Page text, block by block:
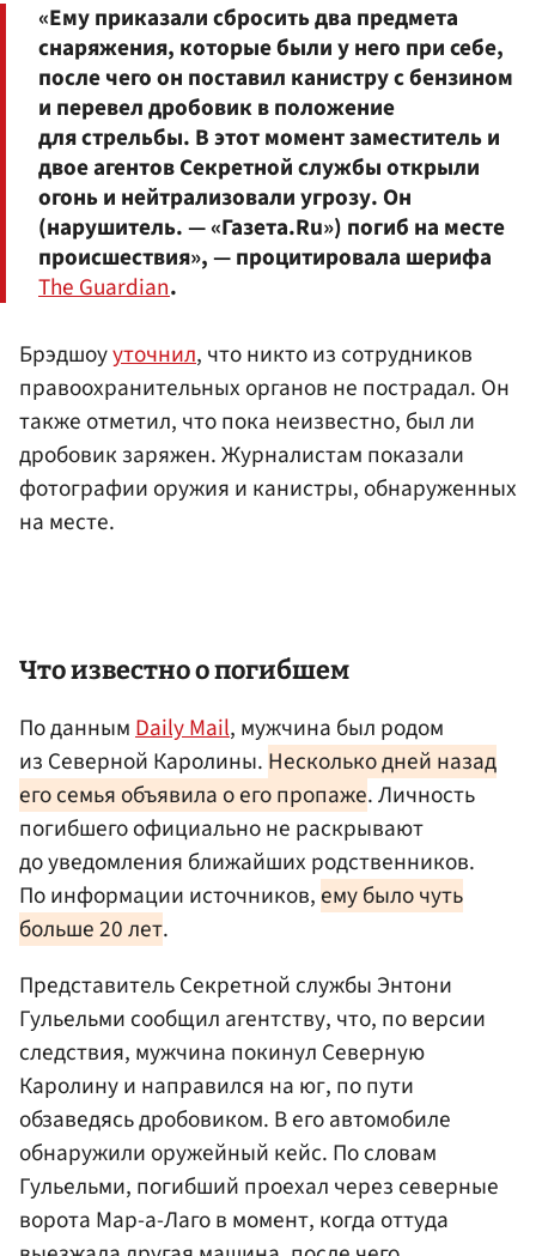
«Ему приказали сбросить два предмета
снаряжения, которые были у него при себе,
после чего он поставил канистру с бензином
и перевел дробовик в положение
для стрельбы. В этот момент заместитель и
двое агентов Секретной службы открыли
огонь и нейтрализовали угрозу. Он
(нарушитель. — «Газета.Ru») погиб на месте
происшествия», — процитировала шерифа
The Guardian.
Брэдшоууточнил, что никто из сотрудников
правоохранительных органов не пострадал. Он
также отметил, что пока неизвестно, был ли
дробовик заряжен. Журналистам показали
фотографии оружия и канистры, обнаруженных
на месте.
Что известно о погибшем
По даннымDaily Mail, мужчина был родом
из Северной Каролины. Несколько дней назад
его семья объявила о его пропаже. Личность
погибшего официально не раскрывают
до уведомления ближайших родственников.
По информации источников,ему было чуть
больше 20 лет.
Представитель Секретной службы Энтони
Гульельми сообщил агентству, что, по версии
следствия, мужчина покинул Северную
Каролину и направился на юг, по пути
обзаведясь дробовиком. В его автомобиле
обнаружили оружейный кейс. По словам
Гульельми, погибший проехал через северные
ворота Мар-а-Лаго в момент, когда оттуда